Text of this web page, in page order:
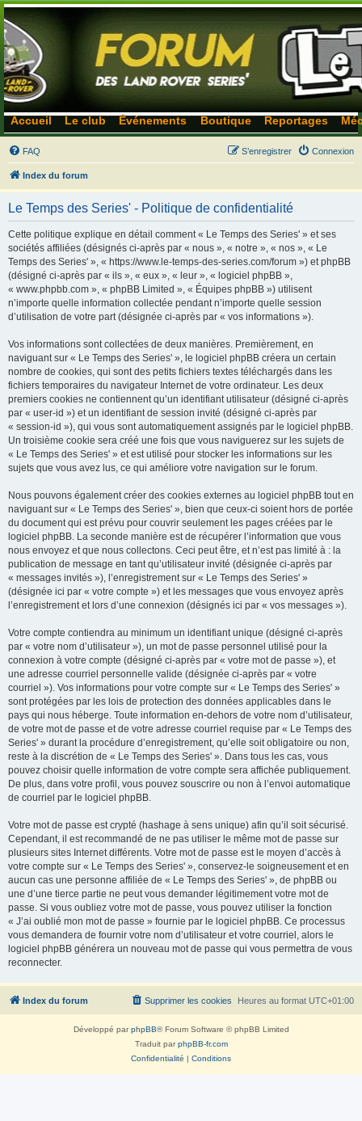
Accueil Le club Événements Boutique Reportages
FAQ Connexion
S’enregistrer
Index du forum
Le Temps des Series' - Politique de confidentialité
Cette politique explique en détail comment « Le Temps des Series' » et ses
sociétés affiliées (désignés ci-après par « nous », « notre », « nos », « Le
Temps des Series' », « https://www.le-temps-des-series.com/forum ») et phpBB
(désigné ci-après par « ils », « eux », « leur », « logiciel phpBB »,
« www.phpbb.com », « phpBB Limited », « Équipes phpBB ») utilisent
n’importe quelle information collectée pendant n’importe quelle session
d’utilisation de votre part (désignée ci-après par « vos informations »).
Vos informations sont collectées de deux manières. Premièrement, en
naviguant sur « Le Temps des Series' », le logiciel phpBB créera un certain
nombre de cookies, qui sont des petits fichiers textes téléchargés dans les
fichiers temporaires du navigateur Internet de votre ordinateur. Les deux
premiers cookies ne contiennent qu’un identifiant utilisateur (désigné ci-après
par « user-id ») et un identifiant de session invité (désigné ci-après par
« session-id »), qui vous sont automatiquement assignés par le logiciel phpBB.
Un troisième cookie sera créé une fois que vous naviguerez sur les sujets de
« Le Temps des Series' » et est utilisé pour stocker les informations sur les
sujets que vous avez lus, ce qui améliore votre navigation sur le forum.
Nous pouvons également créer des cookies externes au logiciel phpBB tout en
naviguant sur « Le Temps des Series' », bien que ceux-ci soient hors de portée
du document qui est prévu pour couvrir seulement les pages créées par le
logiciel phpBB. La seconde manière est de récupérer l’information que vous
nous envoyez et que nous collectons. Ceci peut être, et n’est pas limité à : la
publication de message en tant qu’utilisateur invité (désignée ci-après par
« messages invités »), l’enregistrement sur « Le Temps des Series' »
(désignée ici par « votre compte ») et les messages que vous envoyez après
l’enregistrement et lors d’une connexion (désignés ici par « vos messages »).
Votre compte contiendra au minimum un identifiant unique (désigné ci-après
par « votre nom d’utilisateur »), un mot de passe personnel utilisé pour la
connexion à votre compte (désigné ci-après par « votre mot de passe »), et
une adresse courriel personnelle valide (désignée ci-après par « votre
courriel »). Vos informations pour votre compte sur « Le Temps des Series' »
sont protégées par les lois de protection des données applicables dans le
pays qui nous héberge. Toute information en-dehors de votre nom d’utilisateur,
de votre mot de passe et de votre adresse courriel requise par « Le Temps des
Series' » durant la procédure d’enregistrement, qu’elle soit obligatoire ou non,
reste à la discrétion de « Le Temps des Series' ». Dans tous les cas, vous
pouvez choisir quelle information de votre compte sera affichée publiquement.
De plus, dans votre profil, vous pouvez souscrire ou non à l’envoi automatique
de courriel par le logiciel phpBB.
Votre mot de passe est crypté (hashage à sens unique) afin qu’il soit sécurisé.
Cependant, il est recommandé de ne pas utiliser le même mot de passe sur
plusieurs sites Internet différents. Votre mot de passe est le moyen d’accès à
votre compte sur « Le Temps des Series' », conservez-le soigneusement et en
aucun cas une personne affiliée de « Le Temps des Series' », de phpBB ou
une d’une tierce partie ne peut vous demander légitimement votre mot de
passe. Si vous oubliez votre mot de passe, vous pouvez utiliser la fonction
« J’ai oublié mon mot de passe » fournie par le logiciel phpBB. Ce processus
vous demandera de fournir votre nom d’utilisateur et votre courriel, alors le
logiciel phpBB générera un nouveau mot de passe qui vous permettra de vous
reconnecter.
Index du forum Heures au format UTC+01:00
Supprimer les cookies
Développé parphpBB® Forum Software © phpBB Limited
Traduit parphpBB-fr.com
Confidentialité | Conditions